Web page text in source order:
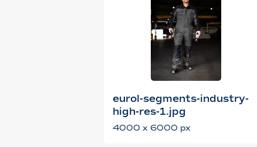
eurol-segments-industry-
high-res-1.jpg
4000 x 6000 px